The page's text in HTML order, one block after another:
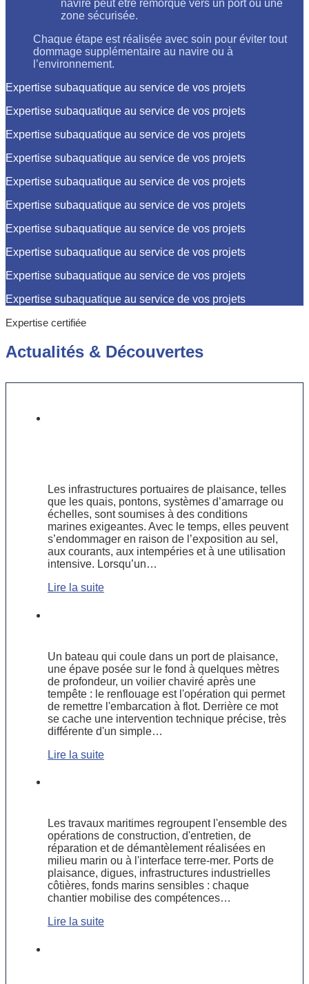
navire peut être remorqué vers un port ou une
zone sécurisée.
Chaque étape est réalisée avec soin pour éviter tout
dommage supplémentaire au navire ou à
l’environnement.
Expertise subaquatique au service de vos projets
Expertise subaquatique au service de vos projets
Expertise subaquatique au service de vos projets
Expertise subaquatique au service de vos projets
Expertise subaquatique au service de vos projets
Expertise subaquatique au service de vos projets
Expertise subaquatique au service de vos projets
Expertise subaquatique au service de vos projets
Expertise subaquatique au service de vos projets
Expertise subaquatique au service de vos projets
Expertise certifiée
Actualités & Découvertes
Les infrastructures portuaires de plaisance, telles
que les quais, pontons, systèmes d’amarrage ou
échelles, sont soumises à des conditions
marines exigeantes. Avec le temps, elles peuvent
s’endommager en raison de l’exposition au sel,
aux courants, aux intempéries et à une utilisation
intensive. Lorsqu’un…
Lire la suite
Un bateau qui coule dans un port de plaisance,
une épave posée sur le fond à quelques mètres
de profondeur, un voilier chaviré après une
tempête : le renflouage est l'opération qui permet
de remettre l'embarcation à flot. Derrière ce mot
se cache une intervention technique précise, très
différente d'un simple…
Lire la suite
Les travaux maritimes regroupent l'ensemble des
opérations de construction, d'entretien, de
réparation et de démantèlement réalisées en
milieu marin ou à l'interface terre-mer. Ports de
plaisance, digues, infrastructures industrielles
côtières, fonds marins sensibles : chaque
chantier mobilise des compétences…
Lire la suite